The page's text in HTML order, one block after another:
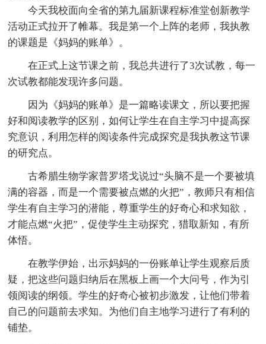
今天我校面向全省的第九届新课程标准堂创新教学
活动正式拉开了帷幕。我是第一个上阵的老师，我执教
的课题是《妈妈的账单》。
在正式上这节课之前，我总共进行了3次试教，每一
次试教都能发现许多问题。
因为《妈妈的账单》是一篇略读课文，所以要把握
好和阅读教学的区别，如何让学生在自主学习中提高探
究意识，利用怎样的阅读条件完成探究是我执教这节课
的研究点。
古希腊生物学家普罗塔戈说过“头脑不是一个要被填
满的容器，而是一个需要被点燃的火把”，教师只有相信
学生有自主学习的潜能，尊重学生的好奇心和求知欲，
才能点燃“火把”，促使学生主动探究，猎取新知，有所
体悟。
在教学伊始，出示妈妈的一份账单让学生观察后质
疑，把这些问题归纳后在黑板上画一个大问号，作为引
领阅读的纲领。学生的好奇心被初步激发，让他们带着
自己的问题前去求知。为他们自主地学习进行了有利的
铺垫。